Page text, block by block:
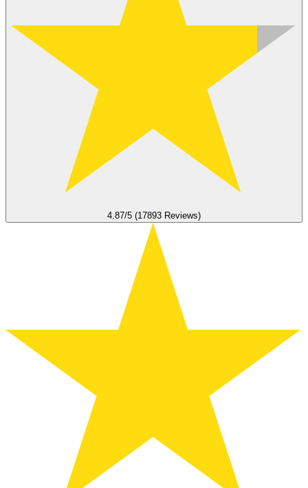
4.87/5 (17893 Reviews)